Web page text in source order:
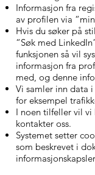
Informasjon fra
av profilen via
Hvis du søker på
“Søk med
funksjonen så vil
informasjon fra
med, og denne
Vi samler inn data
for eksempel
I noen tilfeller vil vi
kontakter oss.
Systemet setter
som beskrevet i